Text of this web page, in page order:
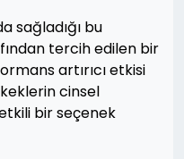
sağladığı bu
tercih edilen bir
artırıcı etkisi
cinsel
bir seçenek